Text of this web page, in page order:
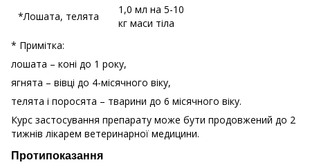
*Лошата, телята
1,0 мл на 5-10
кг маси тіла
* Примітка:
лошата – коні до 1 року,
ягнята – вівці до 4-місячного віку,
телята і поросята – тварини до 6 місячного віку.
Курс застосування препарату може бути продовжений до 2
тижнів лікарем ветеринарної медицини.
Протипоказання